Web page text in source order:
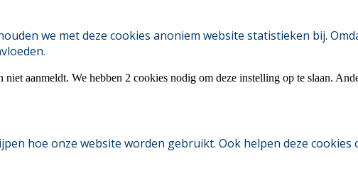
we met deze cookies anoniem website statistieken bij.
aanmeldt. We hebben 2 cookies nodig om deze instelling op te slaan.
hoe onze website worden gebruikt. Ook helpen deze cookies